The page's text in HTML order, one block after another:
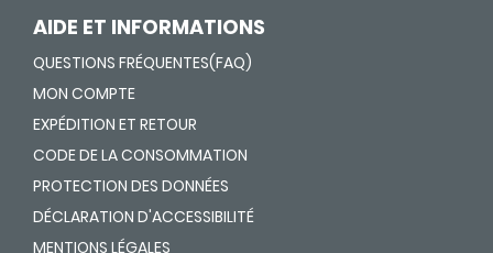
AIDE ET INFORMATIONS
QUESTIONS FRÉQUENTES(FAQ)
MON COMPTE
EXPÉDITION ET RETOUR
CODE DE LA CONSOMMATION
PROTECTION DES DONNÉES
DÉCLARATION D'ACCESSIBILITÉ
MENTIONS LÉGALES